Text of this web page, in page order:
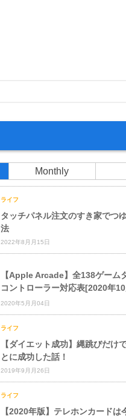
Monthly
ライフ
タッチパネル注文のすき家でつ
法
2022年8月月15日
【Apple Arcade】全138ゲーム
コントローラー対応表[2020年
2020年5月月04日
ライフ
【ダイエット成功】縄跳びだけ
とに成功した話！
2019年9月月26日
ライフ
【2020年版】テレホンカードは